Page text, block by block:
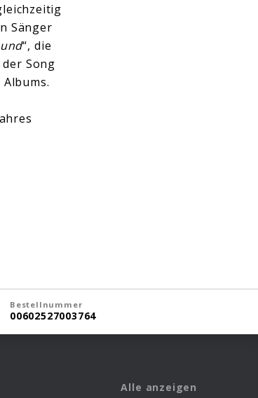
Sänger
“, die
Song
Bestellnummer
00602527003764
Alle anzeigen